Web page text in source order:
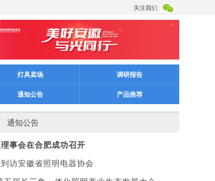
关注我们
灯具卖场 调研报告
通知公告 产品推荐
通知公告
事会在合肥成功召开
访安徽省照明电器协会